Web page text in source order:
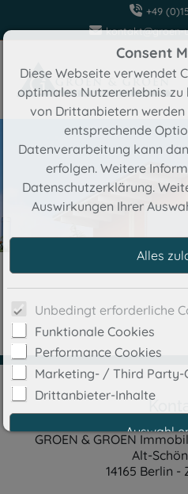
+49
kontakt@groen-
GROEN & GROEN
Alt-
14165 Berlin
Consent
Diese Webseite verwendet
optimales Nutzererlebnis
von Drittanbietern
entsprechende
Datenverarbeitung kann
erfolgen. Weitere
Datenschutzerklärung.
Auswirkungen Ihrer
Unbedingt erforderliche
Funktionale Cookies
Performance Cookies
Marketing- / Third Party-
Drittanbieter-Inhalte